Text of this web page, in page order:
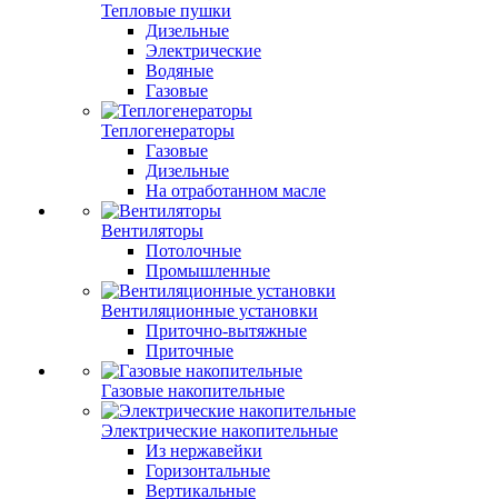
Тепловые пушки
Дизельные
Электрические
Водяные
Газовые
Теплогенераторы
Газовые
Дизельные
На отработанном масле
Вентиляторы
Потолочные
Промышленные
Вентиляционные установки
Приточно-вытяжные
Приточные
Газовые накопительные
Электрические накопительные
Из нержавейки
Горизонтальные
Вертикальные